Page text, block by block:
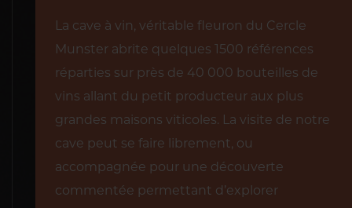
La cave à vin, véritable fleuron du Cercle
Munster abrite quelques 1500 références
réparties sur près de 40 000 bouteilles de
vins allant du petit producteur aux plus
grandes maisons viticoles. La visite de notre
cave peut se faire librement, ou
accompagnée pour une découverte
commentée permettant d’explorer